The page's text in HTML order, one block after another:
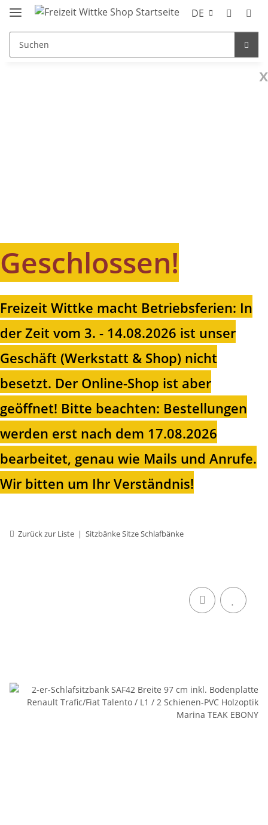
DE
x
Geschlossen!
Freizeit Wittke macht Betriebsferien: In
der Zeit vom 3. - 14.08.2026 ist unser
Geschäft (Werkstatt & Shop) nicht
besetzt. Der Online-Shop ist aber
geöffnet! Bitte beachten: Bestellungen
werden erst nach dem 17.08.2026
bearbeitet, genau wie Mails und Anrufe.
Wir bitten um Ihr Verständnis!
Zurück zur Liste Sitzbänke Sitze Schlafbänke